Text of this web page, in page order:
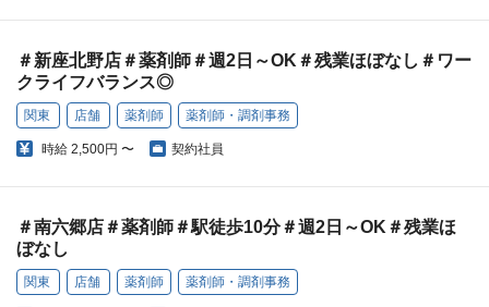
＃新座北野店＃薬剤師＃週2日～OK＃残業ほぼなし＃ワー
クライフバランス◎
関東 店舗 薬剤師 薬剤師・調剤事務
時給 2,500円 〜 契約社員
＃南六郷店＃薬剤師＃駅徒歩10分＃週2日～OK＃残業ほ
ぼなし
関東 店舗 薬剤師 薬剤師・調剤事務